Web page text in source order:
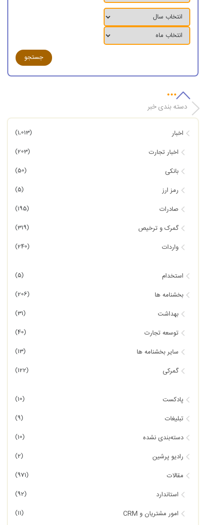
دسته بندی خبر
اخبار (1,013)
اخبار تجارت (203)
بانکی (50)
رمز ارز (5)
صادرات (195)
گمرک و ترخیص (319)
واردات (240)
استخدام (5)
بخشنامه ها (206)
بهداشت (31)
توسعه تجارت (40)
سایر بخشنامه ها (13)
گمرکی (122)
پادکست (10)
تبلیغات (9)
دسته‌بندی نشده (10)
رادیو پرشین (2)
مقالات (971)
استاندارد (92)
امور مشتریان و CRM (11)